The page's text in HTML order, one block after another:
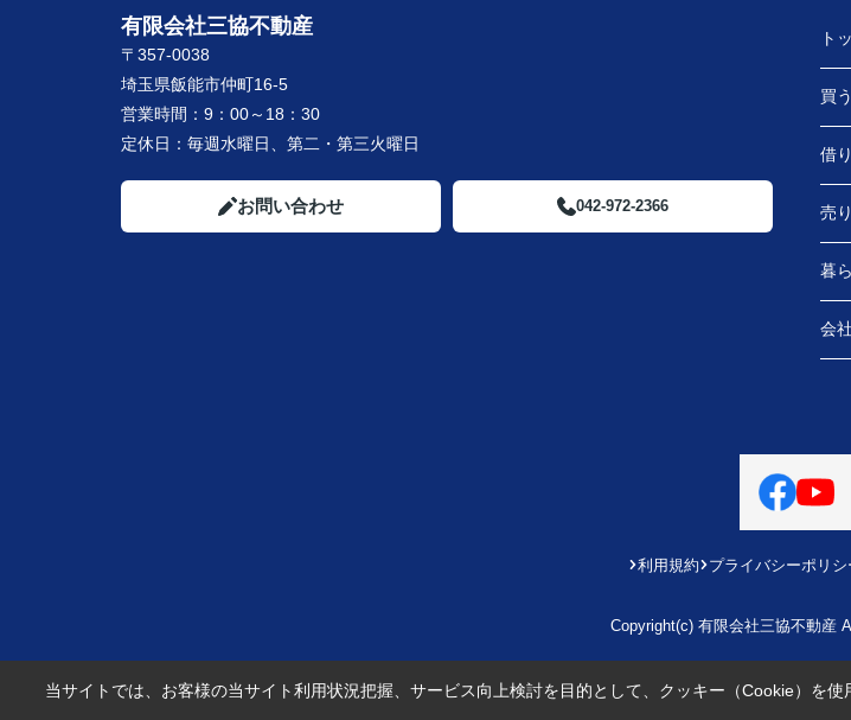
有限会社三協不動産
〒357-0038
埼玉県飯能市仲町16-5
営業時間： 9：00～18：30
定休日： 毎週水曜日、第二・第三火曜日
お問い合わせ 042-972-2366
ト
買う
借
売
暮
会
利用規約 プライバシーポリシ
Copyright(c) 有限会社三協不動産
当サイトでは、お客様の当サイト利用状況把握、サービス向上検討を目的として、クッキー（Cookie）を使